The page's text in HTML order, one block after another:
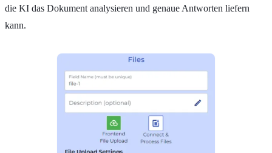
die KI das Dokument analysieren und genaue Antworten liefern
kann.